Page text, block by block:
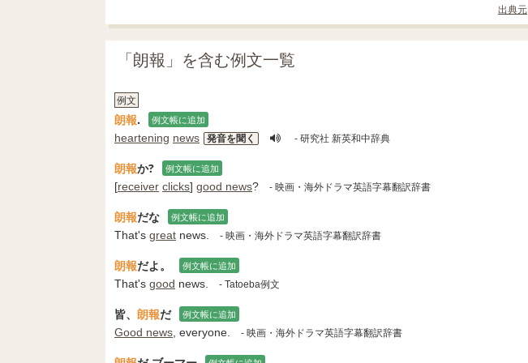
出典元
「朗報」を含む例文一覧
例文
朗報. 例文帳に追加
heartening news 発音を聞く - 研究社 新英和中辞典
朗報か? 例文帳に追加
[receiver clicks] good news? - 映画・海外ドラマ英語字幕翻訳辞書
朗報だな 例文帳に追加
That's great news. - 映画・海外ドラマ英語字幕翻訳辞書
朗報だよ。 例文帳に追加
That's good news. - Tatoeba例文
皆、 朗報だ 例文帳に追加
Good news , everyone. - 映画・海外ドラマ英語字幕翻訳辞書